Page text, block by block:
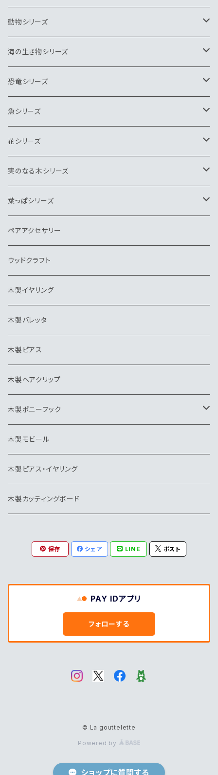
ブローチ
ペンダント
ネクタイピン
キーホルダー
ヘアゴム
帯留
バッグチャーム
帽子クリップ
イヤリング
バレッタ
ピアス
ヘアクリップ
ポニーフック
モビール
動物シリーズ
ブローチ
ペンダント
ネクタイピン
キーホルダー
ヘアゴム
帽子クリップ
イヤリング
ピアス・イヤリング
海の生き物シリーズ
ブローチ
ペンダント
ネクタイピン
キーホルダー
バッグチャーム
ウッドクラフト
ヘアゴム
帽子クリップ
ピンブローチ・タイタック
カッティングボード
恐竜シリーズ
ブローチ
ペンダント
ネクタイピン
キーホルダー
ピンブローチ・タイタック
魚シリーズ
ブローチ
ペンダント
ネクタイピン
キーホルダー
花シリーズ
ヘアゴム
ブローチ
ネクタイピン
実のなる木シリーズ
ペンダント
ブローチ
葉っぱシリーズ
ブローチ
ペンダント
ネクタイピン
キーホルダー
ヘアゴム
帽子クリップ
ペアアクセサリー
ウッドクラフト
木製イヤリング
木製バレッタ
木製ピアス
木製ヘアクリップ
木製ポニーフック
トリ
木製モビール
木製ピアス・イヤリング
木製カッティングボード
保存 シェア LINE ポスト
PAY IDアプリ
フォローする
© La gouttelette
Powered by
ショップに質問する